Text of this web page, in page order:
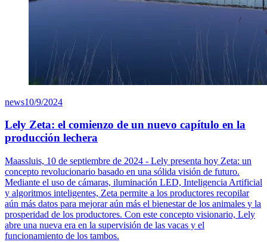
news10/9/2024
Lely Zeta: el comienzo de un nuevo capítulo en la
producción lechera
Maassluis, 10 de septiembre de 2024 - Lely presenta hoy Zeta: un
concepto revolucionario basado en una sólida visión de futuro.
Mediante el uso de cámaras, iluminación LED, Inteligencia Artificial
y algoritmos inteligentes, Zeta permite a los productores recopilar
aún más datos para mejorar aún más el bienestar de los animales y la
prosperidad de los productores. Con este concepto visionario, Lely
abre una nueva era en la supervisión de las vacas y el
funcionamiento de los tambos.